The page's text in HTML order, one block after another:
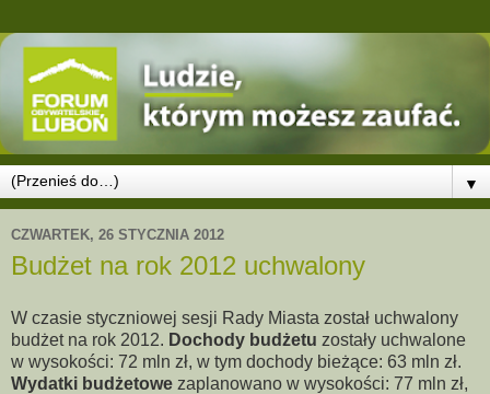
▼
CZWARTEK, 26 STYCZNIA 2012
Budżet na rok 2012 uchwalony
W czasie styczniowej sesji Rady Miasta został uchwalony
budżet na rok 2012. Dochody budżetu zostały uchwalone
w wysokości: 72 mln zł, w tym dochody bieżące: 63 mln zł.
Wydatki budżetowe zaplanowano w wysokości: 77 mln zł,